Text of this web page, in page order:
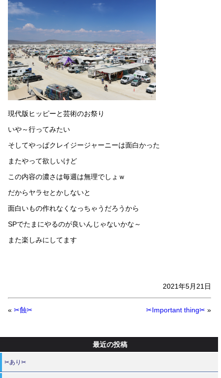
現代版ヒッピーと芸術のお祭り
いや～行ってみたい
そしてやっぱクレイジージャーニーは面白かった
またやって欲しいけど
この内容の濃さは毎週は無理でしょｗ
だからヤラセとかしないと
面白いもの作れなくなっちゃうだろうから
SPでたまにやるのが良いんじゃないかな～
また楽しみにしてます
2021年5月21日
« ✂蝕✂ ✂Important thing✂ »
最近の投稿
✂あり✂